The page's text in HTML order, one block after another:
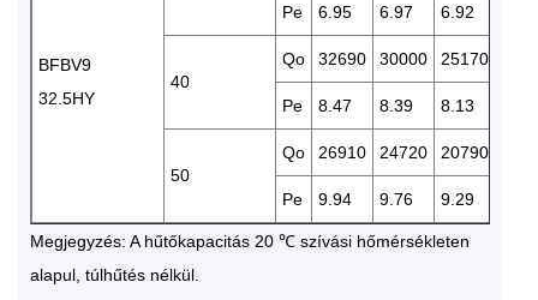
BFBV9
32.5HY
Pe 6.95 6.97 6.92
40
Qo 32690 30000 25170
Pe 8.47 8.39 8.13
50
Qo 26910 24720 20790
Pe 9.94 9.76 9.29
Megjegyzés: A hűtőkapacitás 20 ℃ szívási hőmérsékleten
alapul, túlhűtés nélkül.